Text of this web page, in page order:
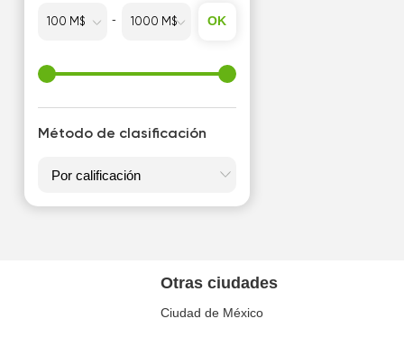
OK
Método de clasificación
Otras ciudades
Ciudad de México